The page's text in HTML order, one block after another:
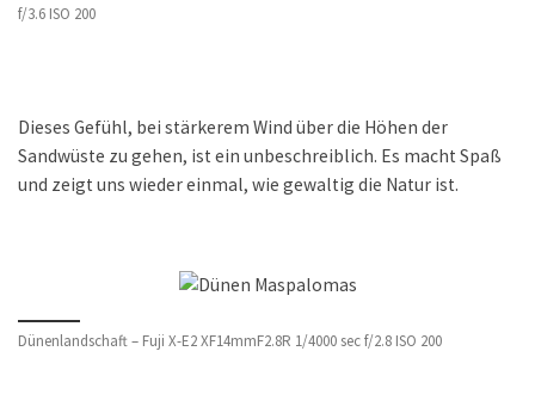
f/3.6 ISO 200
Dieses Gefühl, bei stärkerem Wind über die Höhen der
Sandwüste zu gehen, ist ein unbeschreiblich. Es macht Spaß
und zeigt uns wieder einmal, wie gewaltig die Natur ist.
Dünenlandschaft – Fuji X-E2 XF14mmF2.8R 1/4000 sec f/2.8 ISO 200